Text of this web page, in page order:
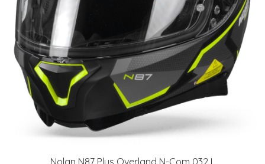
Nolan N87 Plus Overland N-Com 032 L